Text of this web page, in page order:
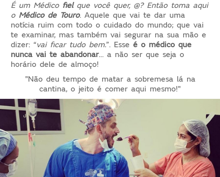
É um Médico fielque você quer, @? Então toma aqui
o Médico de Touro. Aquele que vai te dar uma
notícia ruim com todo o cuidado do mundo; que vai
te examinar, mas também vai segurar na sua mão e
dizer: “vai ficar tudo bem.”. Esseé o médico que
nunca vai te abandonar… a não ser que seja o
horário dele de almoço!
"Não deu tempo de matar a sobremesa lá na
cantina, o jeito é comer aqui mesmo!"